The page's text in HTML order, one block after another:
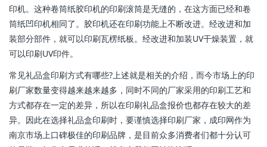
印机。这种卷筒纸胶印机的印刷滚筒是无缝的，在这方面已经和卷
筒纸凹印机相同了。胶印机还在印刷功能上不断改进。经改进和加
装部分部件，就可以印刷瓦楞纸板。经改进和加装UV干燥装置，就
可以印刷UV印件。
常见礼品盒印刷方式有哪些?上述就是相关的介绍，而今市场上的印
刷厂家数量变得越来越来越多，同时不同的厂家采用的印刷工艺和
方式都存在一定的差异，所以在印刷礼品盒报价也都存在较大的差
异。因此在选择礼品盒印刷时，要谨慎选择印刷厂家，成印网作为
南京市场上口碑极佳的印刷品牌，是目前众多消费者们都十分认可